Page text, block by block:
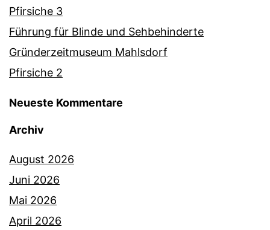
Pfirsiche 3
Führung für Blinde und Sehbehinderte
Gründerzeitmuseum Mahlsdorf
Pfirsiche 2
Neueste Kommentare
Archiv
August 2026
Juni 2026
Mai 2026
April 2026